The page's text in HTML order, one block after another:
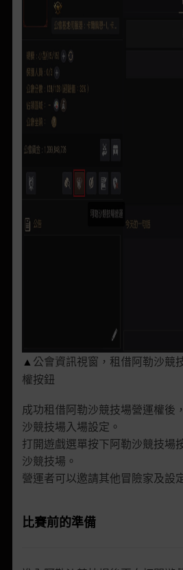
▲ 公會資訊視窗，租借阿勒沙競
權按鈕
成功租借阿勒沙競技場營運權後
沙競技場入場設定。
打開遊戲選單按下阿勒沙競技場
沙競技場。
營運者可以邀請其他冒險家及設
比賽前的準備